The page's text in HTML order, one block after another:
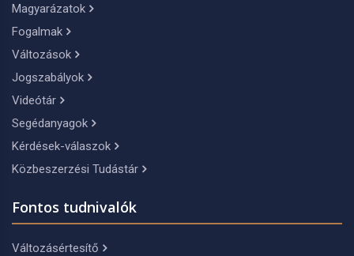
Magyarázatok
Fogalmak
Változások
Jogszabályok
Videótár
Segédanyagok
Kérdések-válaszok
Közbeszerzési Tudástár
Fontos tudnivalók
Változásértesítő